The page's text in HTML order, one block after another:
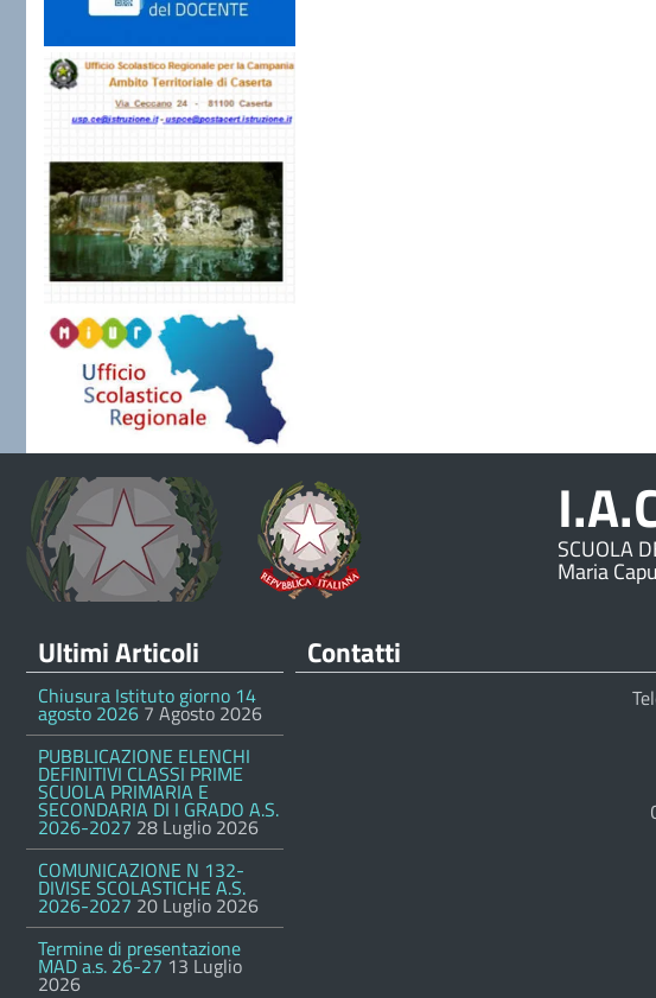
SCUOLA
Maria
Ultimi Articoli
Chiusura Istituto giorno 14
agosto 2026 7 Agosto 2026
PUBBLICAZIONE ELENCHI
DEFINITIVI CLASSI PRIME
SCUOLA PRIMARIA E
SECONDARIA DI I GRADO A.S.
2026-2027 28 Luglio 2026
COMUNICAZIONE N 132-
DIVISE SCOLASTICHE A.S.
2026-2027 20 Luglio 2026
Termine di presentazione
MAD a.s. 26-27 13 Luglio
2026
Contatti